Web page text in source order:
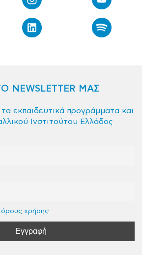
NEWSLETTER ΜΑΣ
εκπαιδευτικά προγράμματα και
Ινστιτούτου Ελλάδος
χρήσης